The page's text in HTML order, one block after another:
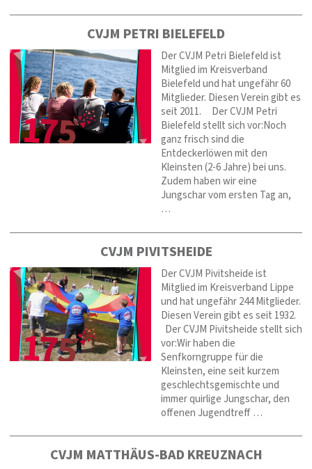
CVJM PETRI BIELEFELD
Der CVJM Petri Bielefeld ist
Mitglied im Kreisverband
Bielefeld und hat ungefähr 60
Mitglieder. Diesen Verein gibt es
seit 2011. Der CVJM Petri
Bielefeld stellt sich vor:Noch
ganz frisch sind die
Entdeckerlöwen mit den
Kleinsten (2-6 Jahre) bei uns.
Zudem haben wir eine
Jungschar vom ersten Tag an,
…
CVJM PIVITSHEIDE
Der CVJM Pivitsheide ist
Mitglied im Kreisverband Lippe
und hat ungefähr 244 Mitglieder.
Diesen Verein gibt es seit 1932.
Der CVJM Pivitsheide stellt sich
vor:Wir haben die
Senfkorngruppe für die
Kleinsten, eine seit kurzem
geschlechtsgemischte und
immer quirlige Jungschar, den
offenen Jugendtreff …
CVJM MATTHÄUS-BAD KREUZNACH